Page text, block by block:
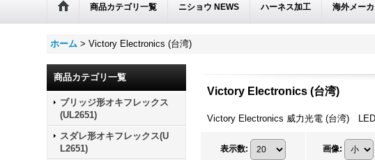
商品カテゴリ一覧 ニショウ NEWS ハーネス加工 海外メー
ホーム > Victory Electronics (台湾)
商品カテゴリ一覧
ブリッジ形オキフレックス
(UL2651)
スダレ形オキフレックス(U
L2651)
Victory Electronics (台湾)
Victory Electronics 威力光電 (台湾) LED
表示数: 画像: